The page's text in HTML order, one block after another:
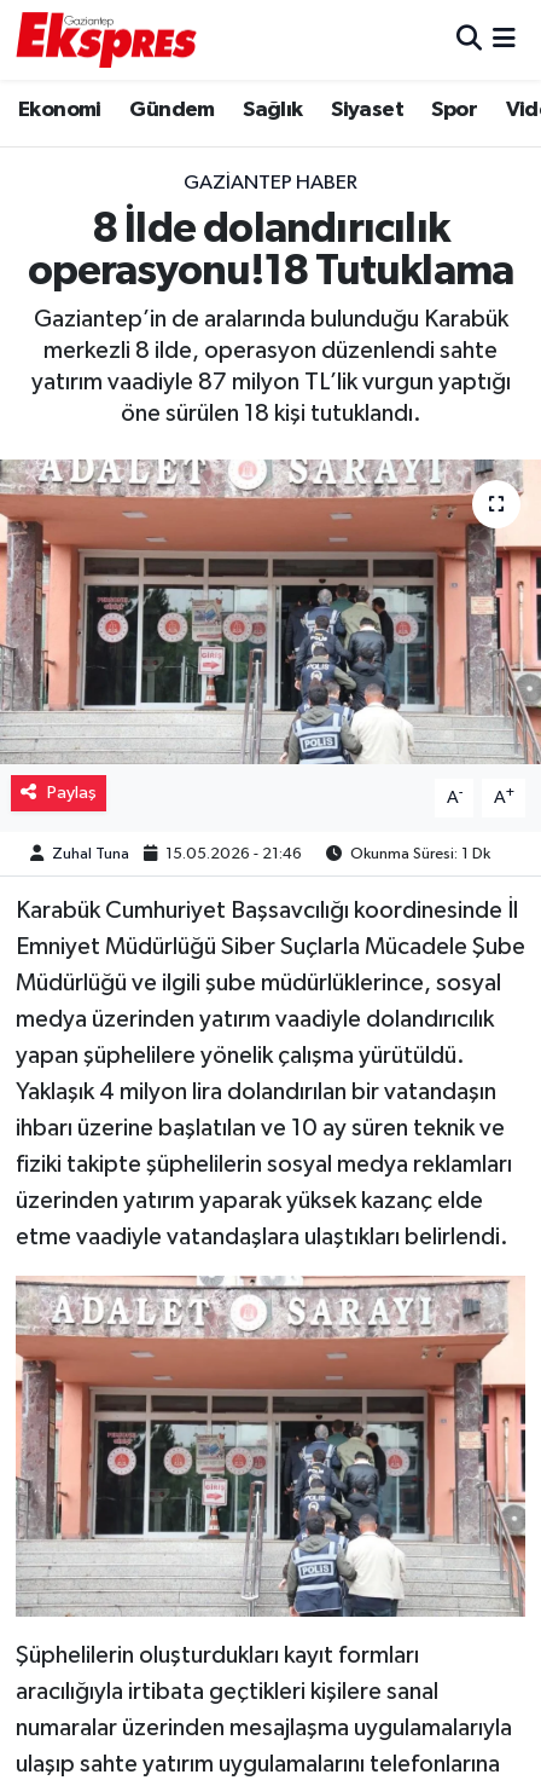
Ekonomi Gündem Sağlık Siyaset Spor
GAZIANTEP HABER
8 İlde dolandırıcılık
operasyonu!18 Tutuklama
Gaziantep’in de aralarında bulunduğu Karabük
merkezli 8 ilde, operasyon düzenlendi sahte
yatırım vaadiyle 87 milyon TL’lik vurgun yaptığı
öne sürülen 18 kişi tutuklandı.
Paylaş A- A+
Zuhal Tuna 15.05.2026 - 21:46 Okunma Süresi: 1 Dk
Karabük Cumhuriyet Başsavcılığı koordinesinde İl
Emniyet Müdürlüğü Siber Suçlarla Mücadele Şube
Müdürlüğü ve ilgili şube müdürlüklerince, sosyal
medya üzerinden yatırım vaadiyle dolandırıcılık
yapan şüphelilere yönelik çalışma yürütüldü.
Yaklaşık 4 milyon lira dolandırılan bir vatandaşın
ihbarı üzerine başlatılan ve 10 ay süren teknik ve
fiziki takipte şüphelilerin sosyal medya reklamları
üzerinden yatırım yaparak yüksek kazanç elde
etme vaadiyle vatandaşlara ulaştıkları belirlendi.
Şüphelilerin oluşturdukları kayıt formları
aracılığıyla irtibata geçtikleri kişilere sanal
numaralar üzerinden mesajlaşma uygulamalarıyla
ulaşıp sahte yatırım uygulamalarını telefonlarına
Ekonomi
Gaziantep son dakika
Genel
Gündem
Haberler
Kültür Sanat
Magazin
Müzik
Piyasa
Resmi İlanlar
Sağlık
Spor
Teknoloji
Türkiye
Video Haber
Yaşam
Yemek
Trafik Durumu
Puan Durumu ve Fikstür
Tüm Manşetler
Son Dakika Haberleri
Haber Arşivi